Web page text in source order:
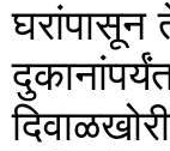
घरांपासून